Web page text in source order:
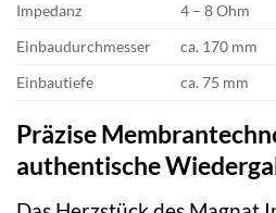
Impedanz
4 – 8 Ohm
Einbaudurchmesser
ca. 170 mm
Einbautiefe
ca. 75 mm
Präzise
authentische